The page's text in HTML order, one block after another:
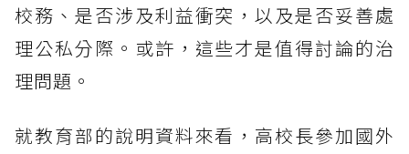
校務、是否涉及利益衝突，以及是否妥善處
理公私分際。或許，這些才是值得討論的治
理問題。
就教育部的說明資料來看，高校長參加國外